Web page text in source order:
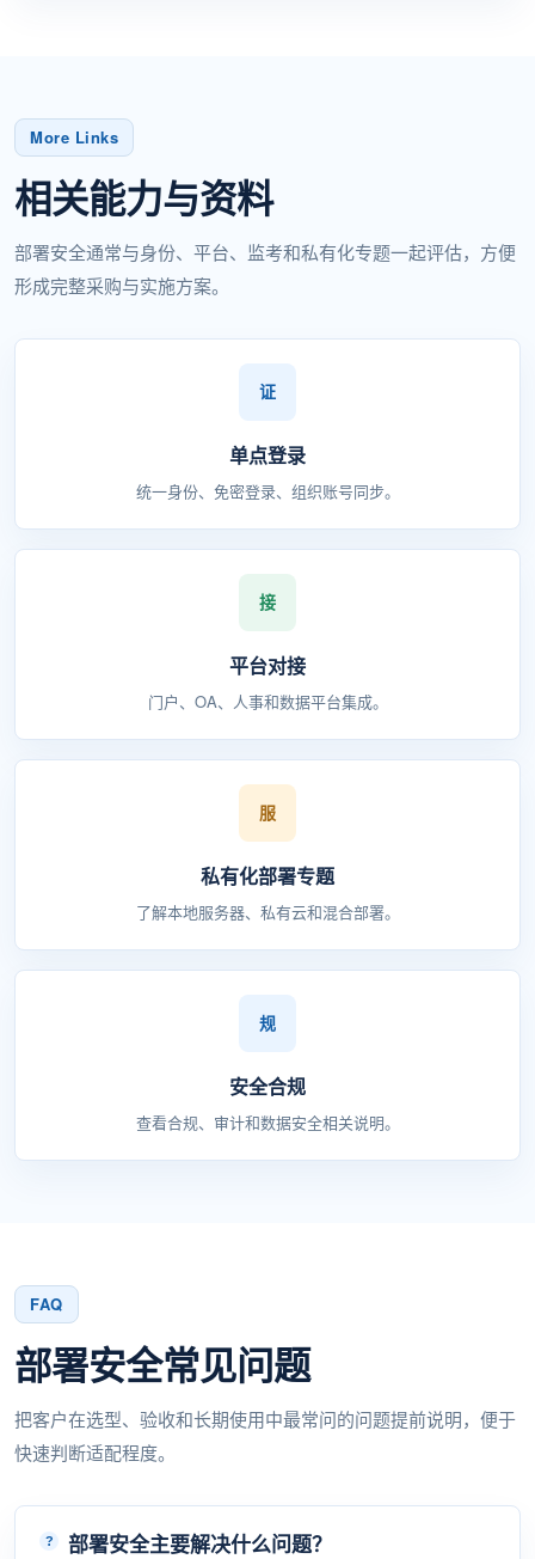
More Links
相关能力与资料
部署安全通常与身份、平台、监考和私有化专题一起评估，方便
形成完整采购与实施方案。
单点登录
统一身份、免密登录、组织账号同步。
平台对接
门户、OA、人事和数据平台集成。
私有化部署专题
了解本地服务器、私有云和混合部署。
安全合规
查看合规、审计和数据安全相关说明。
FAQ
部署安全常见问题
把客户在选型、验收和长期使用中最常问的问题提前说明，便于
快速判断适配程度。
部署安全主要解决什么问题？